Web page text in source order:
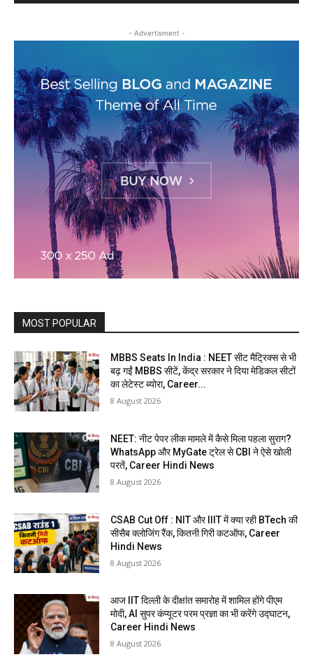
- Advertisment -
MOST POPULAR
MBBS Seats In India : NEET सीट मैट्रिक्स से भी
बढ़ गईं MBBS सीटें, केंद्र सरकार ने दिया मेडिकल सीटों
का लेटेस्ट ब्योरा, Career...
8 August 2026
NEET: नीट पेपर लीक मामले में कैसे मिला पहला सुराग?
WhatsApp और MyGate ट्रेल से CBI ने ऐसे खोली
परतें, Career Hindi News
8 August 2026
CSAB Cut Off : NIT और IIIT में क्या रही BTech की
सीसैब क्लोजिंग रैंक, कितनी गिरी कटऑफ, Career
Hindi News
8 August 2026
आज IIT दिल्ली के दीक्षांत समारोह में शामिल होंगे पीएम
मोदी, AI सुपर कंप्यूटर परम प्रज्ञा का भी करेंगे उद्घाटन,
Career Hindi News
8 August 2026